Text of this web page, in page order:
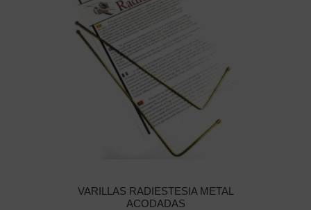
VARILLAS RADIESTESIA METAL
ACODADAS